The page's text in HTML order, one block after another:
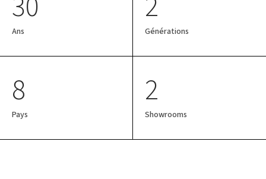
Ans Générations
8
Pays
2
Showrooms